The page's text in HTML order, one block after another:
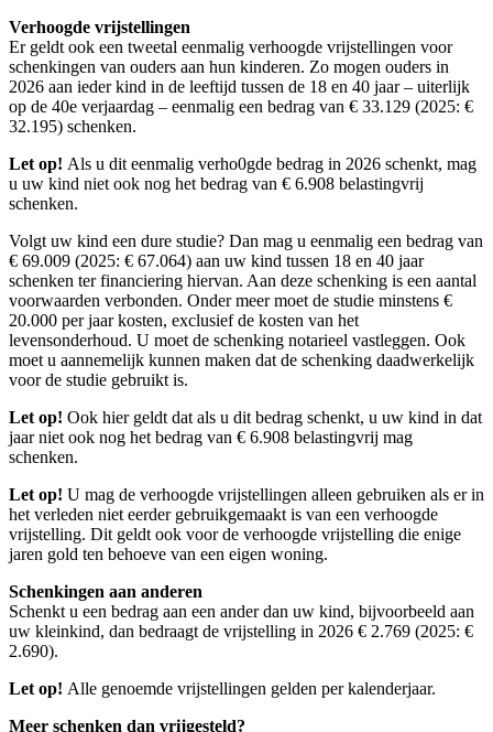
Verhoogde vrijstellingen
Er geldt ook een tweetal eenmalig verhoogde vrijstellingen voor
schenkingen van ouders aan hun kinderen. Zo mogen ouders in
2026 aan ieder kind in de leeftijd tussen de 18 en 40 jaar – uiterlijk
op de 40e verjaardag – eenmalig een bedrag van € 33.129 (2025: €
32.195) schenken.
Let op! Als u dit eenmalig verho0gde bedrag in 2026 schenkt, mag
u uw kind niet ook nog het bedrag van € 6.908 belastingvrij
schenken.
Volgt uw kind een dure studie? Dan mag u eenmalig een bedrag van
€ 69.009 (2025: € 67.064) aan uw kind tussen 18 en 40 jaar
schenken ter financiering hiervan. Aan deze schenking is een aantal
voorwaarden verbonden. Onder meer moet de studie minstens €
20.000 per jaar kosten, exclusief de kosten van het
levensonderhoud. U moet de schenking notarieel vastleggen. Ook
moet u aannemelijk kunnen maken dat de schenking daadwerkelijk
voor de studie gebruikt is.
Let op! Ook hier geldt dat als u dit bedrag schenkt, u uw kind in dat
jaar niet ook nog het bedrag van € 6.908 belastingvrij mag
schenken.
Let op! U mag de verhoogde vrijstellingen alleen gebruiken als er in
het verleden niet eerder gebruikgemaakt is van een verhoogde
vrijstelling. Dit geldt ook voor de verhoogde vrijstelling die enige
jaren gold ten behoeve van een eigen woning.
Schenkingen aan anderen
Schenkt u een bedrag aan een ander dan uw kind, bijvoorbeeld aan
uw kleinkind, dan bedraagt de vrijstelling in 2026 € 2.769 (2025: €
2.690).
Let op! Alle genoemde vrijstellingen gelden per kalenderjaar.
Meer schenken dan vrijgesteld?